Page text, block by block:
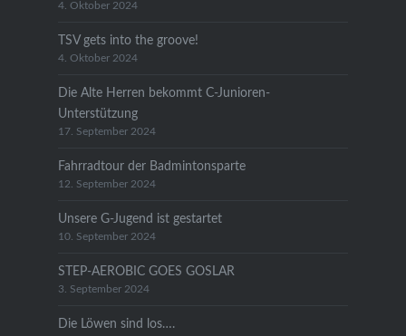
4. Oktober 2024
TSV gets into the groove!
4. Oktober 2024
Die Alte Herren bekommt C-Junioren-
Unterstützung
17. September 2024
Fahrradtour der Badmintonsparte
12. September 2024
Unsere G-Jugend ist gestartet
10. September 2024
STEP-AEROBIC GOES GOSLAR
3. September 2024
Die Löwen sind los….